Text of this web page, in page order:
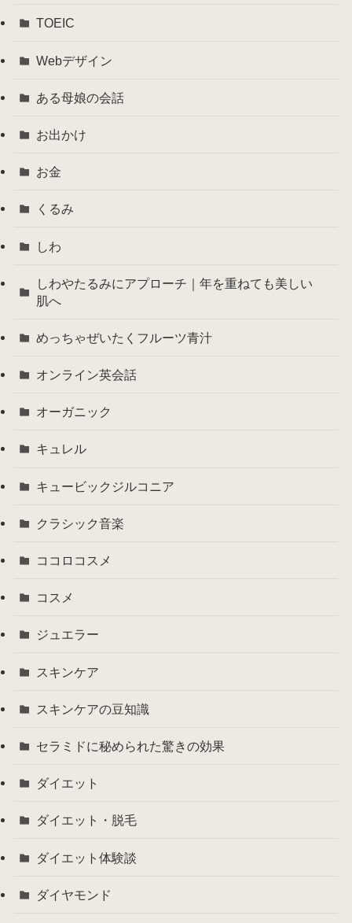
TOEIC
Webデザイン
ある母娘の会話
お出かけ
お金
くるみ
しわ
しわやたるみにアプローチ｜年を重ねても美しい
肌へ
めっちゃぜいたくフルーツ青汁
オンライン英会話
オーガニック
キュレル
キュービックジルコニア
クラシック音楽
ココロコスメ
コスメ
ジュエラー
スキンケア
スキンケアの豆知識
セラミドに秘められた驚きの効果
ダイエット
ダイエット・脱毛
ダイエット体験談
ダイヤモンド